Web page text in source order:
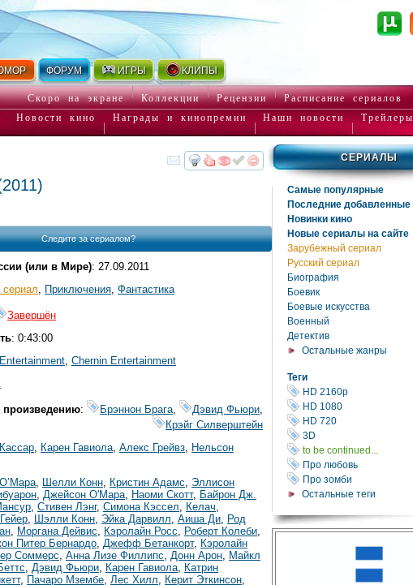
ФОРУМ ИГРЫ КЛИПЫ
Скоро на экране Коллекции Рецензии
Расписание сериалов
Новости кино
Награды и кинопремии Наши новости Трейлеры
СЕРИАЛЫ
Самые популярные
Последние добавленные
Новинки кино
Новые сериалы на сайте
Зарубежный сериал
Русский сериал
Биография
Боевик
Боевые искусства
Военный
Детектив
Остальные жанры
Теги
HD 2160р
HD 1080
HD 720
3D
to be continued...
Про любовь
Про зомби
Остальные теги
смотретьинтересует
Следите за сериалом?
(или в Мире): 27.09.2011
Приключения Фантастика
Завершён
: 0:43:00
Chernin Entertainment
произведению: Брэннон Брага Дэвид Фьюри
Крэйг Силверштейн
Карен Гавиола Алекс Грейвз Нельсон
Шелли Конн Кристин Адамс
Эллисон
Джейсон О'Мара Наоми Скотт, Байрон Дж.
Стивен Лэнг, Симона Кэссел Келач
Шэлли Конн Эйка Дарвилл Аиша Ди Род
Моргана Дейвис Кэролайн Росс Роберт Колеби
Питер Бернардо Джефф Бетанкорт, Кэролайн
Соммерс Анна Лизе Филлипс Донн Арон Майкл
Дэвид Фьюри Карен Гавиола Катрин
, Пачаро Мзембе Лес Хилл Керит Эткинсон